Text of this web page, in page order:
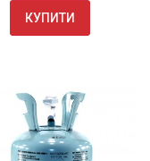
КУПИТИ